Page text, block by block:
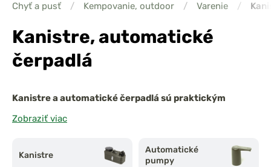
Chyť a pusť / Kempovanie, outdoor / Varenie /
Kanistre, automatické
čerpadlá
Kanistre a automatické čerpadlá sú praktickým
doplnkom pre každého rybára
čerpaniu vody pomocou čerpadielje zabezpečené
Zobraziť viac
Kanistre
Automatické
pumpy